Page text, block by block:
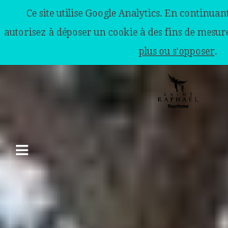
Ce site utilise Google Analytics. En
autorisez à déposer un cookie à des fins de
plus ou s'opposer.